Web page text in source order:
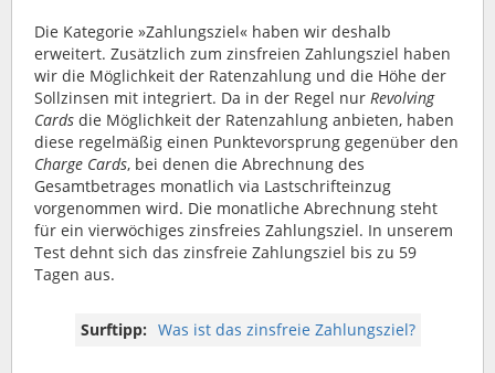
Die Kategorie »Zahlungsziel« haben wir deshalb
erweitert. Zusätzlich zum zinsfreien Zahlungsziel haben
wir die Möglichkeit der Ratenzahlung und die Höhe der
Sollzinsen mit integriert. Da in der Regel nur Revolving
Cards die Möglichkeit der Ratenzahlung anbieten, haben
diese regelmäßig einen Punktevorsprung gegenüber den
Charge Cards, bei denen die Abrechnung des
Gesamtbetrages monatlich via Lastschrifteinzug
vorgenommen wird. Die monatliche Abrechnung steht
für ein vierwöchiges zinsfreies Zahlungsziel. In unserem
Test dehnt sich das zinsfreie Zahlungsziel bis zu 59
Tagen aus.
Surftipp: Was ist das zinsfreie Zahlungsziel?